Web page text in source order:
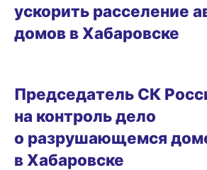
ускорить расселение
домов в Хабаровске
Председатель СК
на контроль дело
о разрушающемся
в Хабаровске